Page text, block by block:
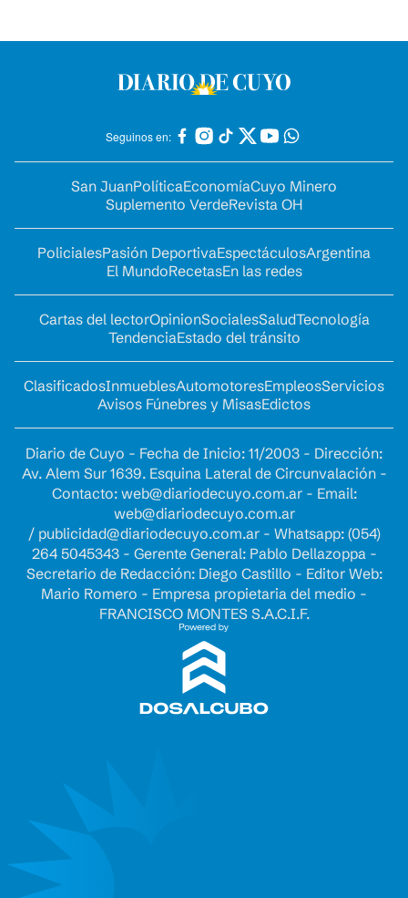
Seguinos en:
San JuanPolíticaEconomíaCuyo Minero
Suplemento VerdeRevista OH
PolicialesPasión DeportivaEspectáculosArgentina
El MundoRecetasEn las redes
Cartas del lectorOpinionSocialesSaludTecnología
TendenciaEstado del tránsito
ClasificadosInmueblesAutomotoresEmpleosServicios
Avisos Fúnebres y MisasEdictos
Diario de Cuyo - Fecha de Inicio: 11/2003 - Dirección:
Av. Alem Sur 1639. Esquina Lateral de Circunvalación -
Contacto: web@diariodecuyo.com.ar- Email:
web@diariodecuyo.com.ar
/ publicidad@diariodecuyo.com.ar- Whatsapp: (054)
264 5045343 - Gerente General: Pablo Dellazoppa -
Secretario de Redacción: Diego Castillo - Editor Web:
Mario Romero - Empresa propietaria del medio -
FRANCISCO MONTES S.A.C.I.F.